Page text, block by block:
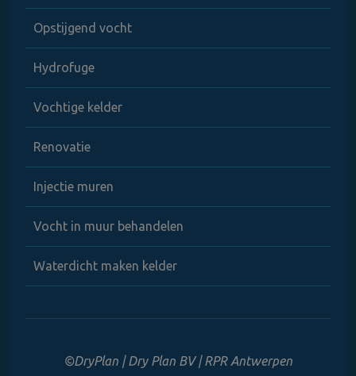
Opstijgend vocht
Hydrofuge
Vochtige kelder
Renovatie
Injectie muren
Vocht in muur behandelen
Waterdicht maken kelder
©DryPlan | Dry Plan BV | RPR Antwerpen